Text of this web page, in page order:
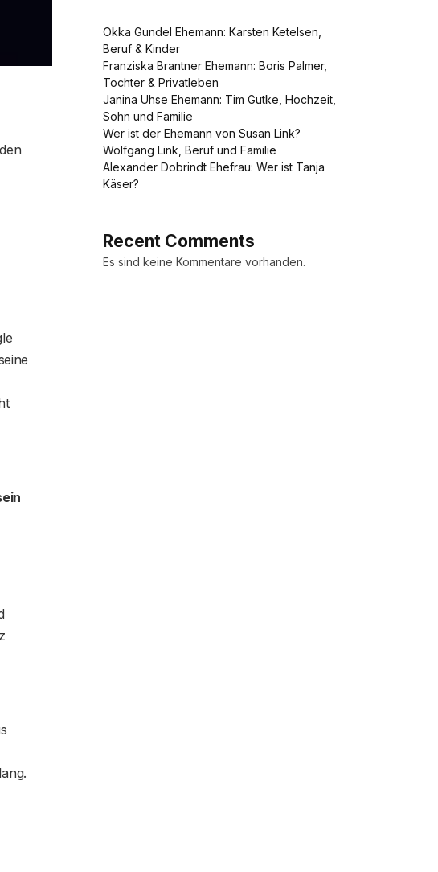
Okka Gundel Ehemann: Karsten Ketelsen,
Beruf & Kinder
Franziska Brantner Ehemann: Boris Palmer,
Tochter & Privatleben
Janina Uhse Ehemann: Tim Gutke, Hochzeit,
Sohn und Familie
Wer ist der Ehemann von Susan Link?
Wolfgang Link, Beruf und Familie
Alexander Dobrindt Ehefrau: Wer ist Tanja
Käser?
Recent Comments
Es sind keine Kommentare vorhanden.